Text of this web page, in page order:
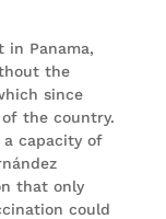
in Panama,
the
since
the country.
capacity of
that only
could